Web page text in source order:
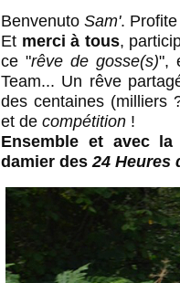
Benvenuto Sam'.
Et merci à tous,
ce "rêve de gosse(s)",
Team... Un rêve
des centaines (milliers
et de compétition !
Ensemble et avec
damier des 24 Heures